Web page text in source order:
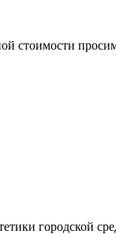
стоимости
гopодcкой